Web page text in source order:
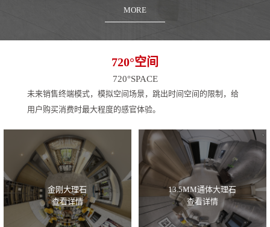
MORE
720°空间
720°SPACE
未来销售终端模式，模拟空间场景，跳出时间空间的限制，给
用户购买消费时最大程度的感官体验。
金刚大理石
查看详情
13.5MM通体大理石
查看详情